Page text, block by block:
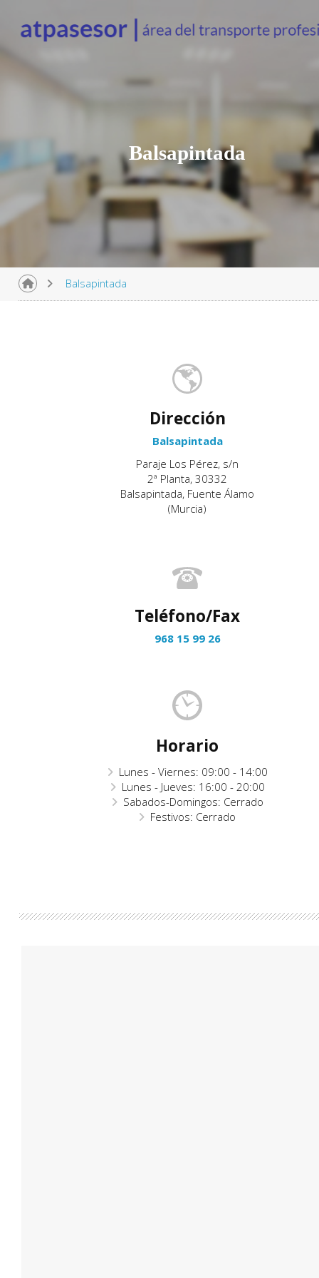
Balsapintada
Balsapintada
Dirección
Balsapintada
Paraje Los Pérez, s/n
2ª Planta, 30332
Balsapintada, Fuente Álamo
(Murcia)
Teléfono/Fax
968 15 99 26
Horario
Lunes - Viernes: 09:00 - 14:00
Lunes - Jueves: 16:00 - 20:00
Sabados-Domingos: Cerrado
Festivos: Cerrado